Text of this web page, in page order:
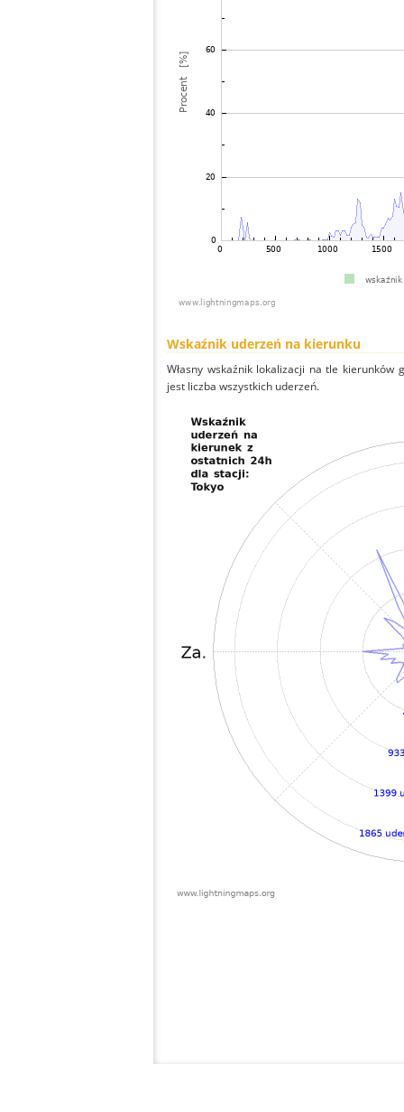
Wskaźnik uderzeń na kierunku
Własny wskaźnik lokalizacji na tle
jest liczba wszystkich uderzeń.